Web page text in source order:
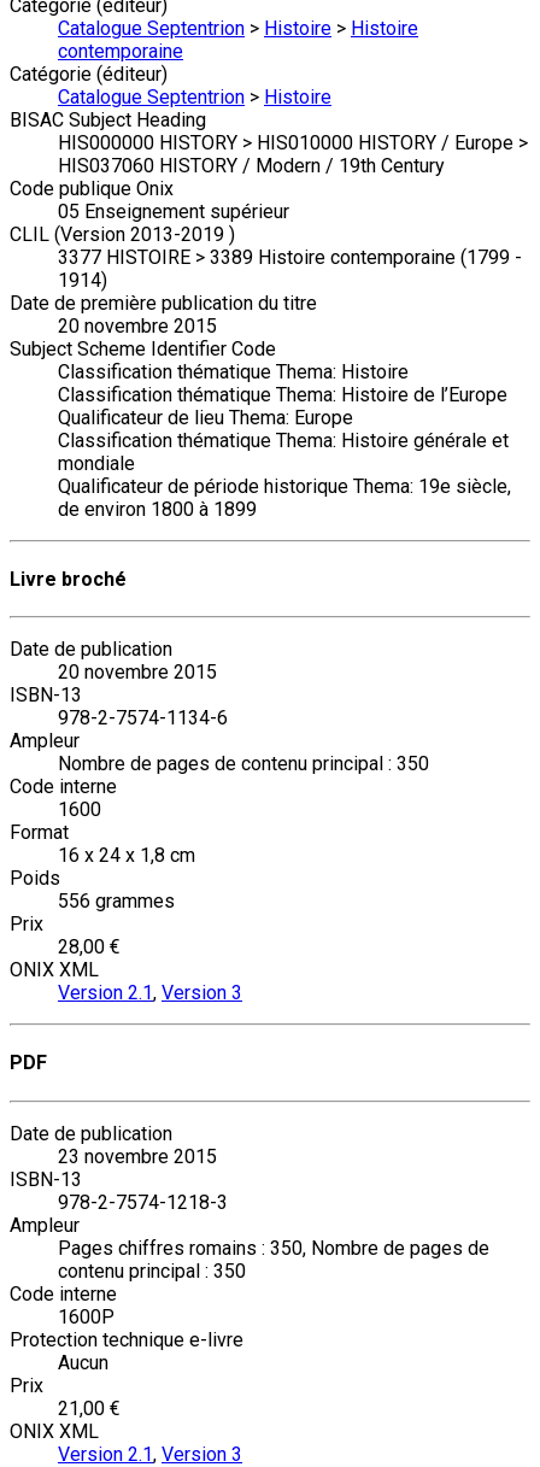
Catégorie (éditeur)
Catalogue Septentrion > Histoire > Histoire
contemporaine
Catégorie (éditeur)
Catalogue Septentrion > Histoire
BISAC Subject Heading
HIS000000 HISTORY > HIS010000 HISTORY / Europe >
HIS037060 HISTORY / Modern / 19th Century
Code publique Onix
05 Enseignement supérieur
CLIL (Version 2013-2019 )
3377 HISTOIRE > 3389 Histoire contemporaine (1799 -
1914)
Date de première publication du titre
20 novembre 2015
Subject Scheme Identifier Code
Classification thématique Thema: Histoire
Classification thématique Thema: Histoire de l’Europe
Qualificateur de lieu Thema: Europe
Classification thématique Thema: Histoire générale et
mondiale
Qualificateur de période historique Thema: 19e siècle,
de environ 1800 à 1899
Livre broché
Date de publication
20 novembre 2015
ISBN-13
978-2-7574-1134-6
Ampleur
Nombre de pages de contenu principal : 350
Code interne
1600
Format
16 x 24 x 1,8 cm
Poids
556 grammes
Prix
28,00 €
ONIX XML
Version 2.1, Version 3
PDF
Date de publication
23 novembre 2015
ISBN-13
978-2-7574-1218-3
Ampleur
Pages chiffres romains : 350, Nombre de pages de
contenu principal : 350
Code interne
1600P
Protection technique e-livre
Aucun
Prix
21,00 €
ONIX XML
Version 2.1, Version 3